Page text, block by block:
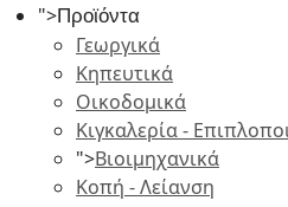
">Προϊόντα
Γεωργικά
Κηπευτικά
Οικοδομικά
Κιγκαλερία -
">Βιοιμηχανικά
Κοπή - Λείανση